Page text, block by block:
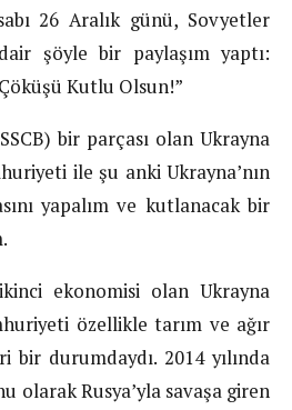
26 Aralık günü, Sovyetler
dair şöyle bir paylaşım yaptı:
Kutlu Olsun!”
bir parçası olan Ukrayna
ile şu anki Ukrayna’nın
yapalım ve kutlanacak bir
ekonomisi olan Ukrayna
özellikle tarım ve ağır
bir durumdaydı. 2014 yılında
olarak Rusya’yla savaşa giren